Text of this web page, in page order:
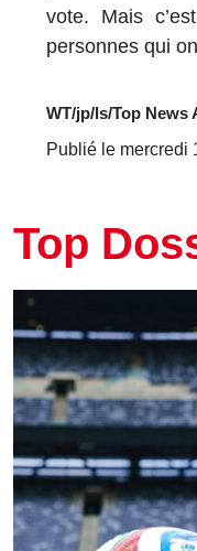
vote. Mais
personnes qui
WT/jp/ls/Top News
Publié le mercredi
Top